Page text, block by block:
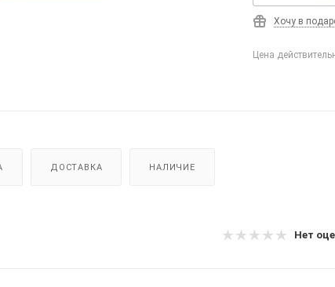
Хочу в
Цена
ДОСТАВКА НАЛИЧИЕ
Нет